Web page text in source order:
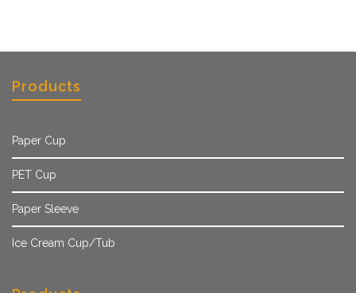
Products
Paper Cup
PET Cup
Paper Sleeve
Ice Cream Cup/Tub